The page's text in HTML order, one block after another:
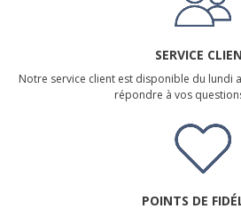
SERVICE
Notre service client est disponible du lundi
répondre à vos
POINTS DE